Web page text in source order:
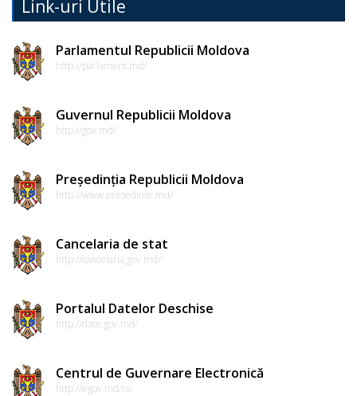
Link-uri Utile
Parlamentul Republicii Moldova
http://parlament.md/
Guvernul Republicii Moldova
http://gov.md/
Președinția Republicii Moldova
http://www.presedinte.md/
Cancelaria de stat
http://cancelaria.gov.md/
Portalul Datelor Deschise
http://date.gov.md/
Centrul de Guvernare Electronică
http://egov.md/ro